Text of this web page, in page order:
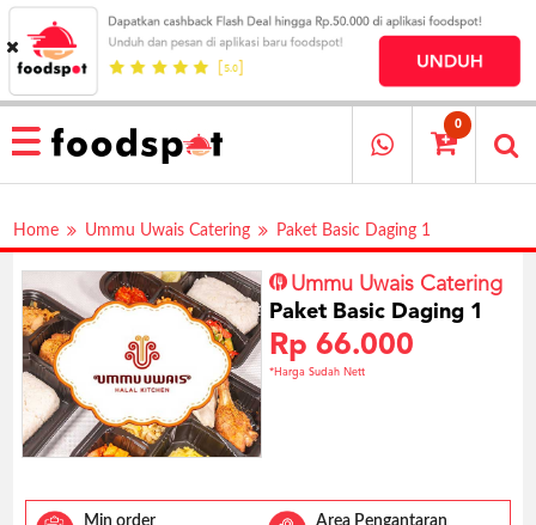
HOME
MENU
RESTAURANT
PESAN
OUR
COMPANY
KATA
MEREKA
KATALOG
LOYALTY
PROGRAM
0
Home Ummu Uwais Catering Paket Basic Daging 1
Ummu Uwais Catering
Paket Basic Daging 1
Rp 66.000
*Harga Sudah Nett
Min order
Area Pengantaran